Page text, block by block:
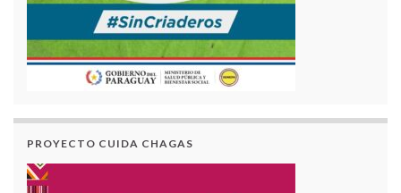
PROYECTO CUIDA CHAGAS